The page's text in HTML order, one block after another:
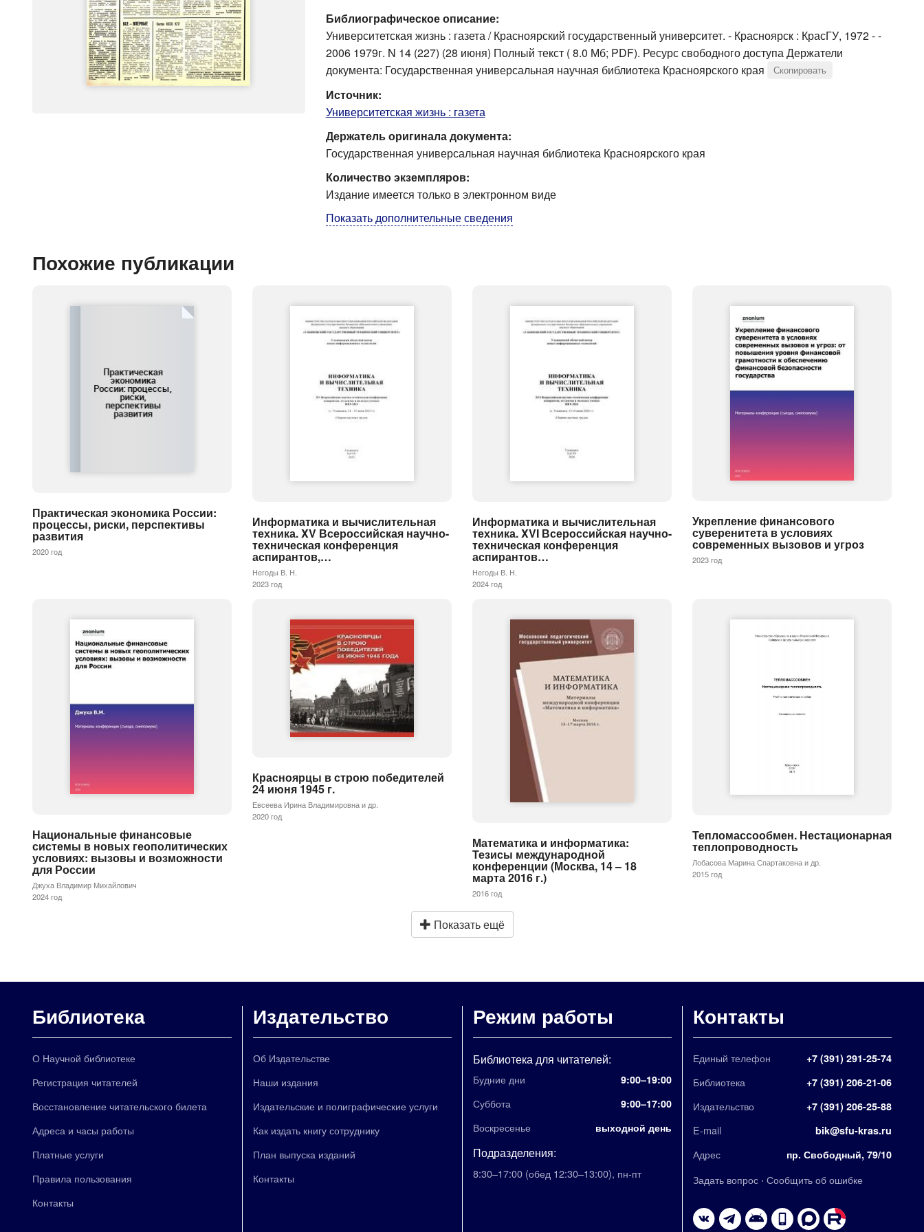
Библиографическое описание:
Университетская жизнь : газета / Красноярский государственный университет. - Красноярск : КрасГУ, 1972 - -
2006 1979г. N 14 (227) (28 июня) Полный текст ( 8.0 Мб; PDF). Ресурс свободного доступа Держатели
документа: Государственная универсальная научная библиотека Красноярского края
Скопировать
Источник:
Университетская жизнь : газета
Держатель оригинала документа:
Государственная универсальная научная библиотека Красноярского края
Количество экземпляров:
Издание имеется только в электронном виде
Показать дополнительные сведения
Похожие публикации
Практическая экономика России:
процессы, риски, перспективы
развития
2020 год
Информатика и вычислительная
техника. XV Всероссийская научно-
техническая конференция
аспирантов,…
Негоды В. Н.
2023 год
Информатика и вычислительная
техника. XVI Всероссийская научно-
техническая конференция
аспирантов…
Негоды В. Н.
2024 год
Укрепление финансового
суверенитета в условиях
современных вызовов и угроз
2023 год
Национальные финансовые
системы в новых геополитических
условиях: вызовы и возможности
для России
Джуха Владимир Михайлович
2024 год
Красноярцы в строю победителей
24 июня 1945 г.
Евсеева Ирина Владимировна и др.
2020 год
Математика и информатика:
Тезисы международной
конференции (Москва, 14 – 18
марта 2016 г.)
2016 год
Тепломассообмен. Нестационарная
теплопроводность
Лобасова Марина Спартаковна и др.
2015 год
Показать ещё
Библиотека
О Научной библиотеке
Регистрация читателей
Восстановление читательского билета
Адреса и часы работы
Платные услуги
Правила пользования
Контакты
Издательство
Об Издательстве
Наши издания
Издательские и полиграфические услуги
Как издать книгу сотруднику
План выпуска изданий
Контакты
Режим работы
Библиотека для читателей:
Будние дни 9:00–19:00
Суббота 9:00–17:00
Воскресенье выходной день
Подразделения:
8:30–17:00 (обед 12:30–13:00), пн-пт
Контакты
Единый телефон +7 (391) 291-25-74
Библиотека +7 (391) 206-21-06
Издательство +7 (391) 206-25-88
E-mail bik@sfu-kras.ru
Адрес пр. Свободный, 79/10
Задать вопрос · Сообщить об ошибке